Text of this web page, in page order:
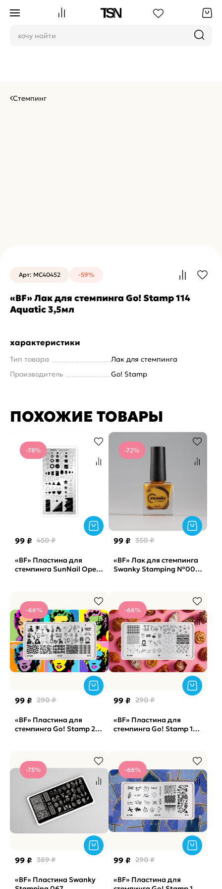
Стемпинг
Арт: MC40452 -59%
«BF» Лак для стемпинга Go! Stamp 114
Aquatic 3,5мл
характеристики
Тип товара
Лак для стемпинга
Производитель
Go! Stamp
ПОХОЖИЕ ТОВАРЫ
-78%
99 ₽ 450 ₽
«BF» Пластина для
стемпинга SunNail Open
-72%
99 ₽ 350 ₽
«BF» Лак для стемпинга
Swanky Stamping №003,
-66%
99 ₽ 290 ₽
«BF» Пластина для
стемпинга Go! Stamp 275
-66%
99 ₽ 290 ₽
«BF» Пластина для
стемпинга Go! Stamp 118
-75%
99 ₽ 389 ₽
«BF» Пластина Swanky
-66%
99 ₽ 290 ₽
«BF» Пластина для